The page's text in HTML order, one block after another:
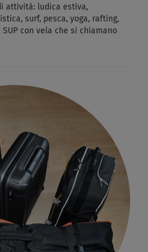
attività: ludica estiva,
surf, pesca, yoga, rafting,
con vela che si chiamano